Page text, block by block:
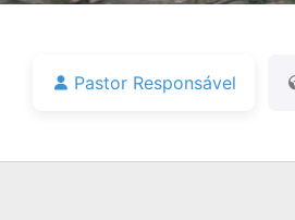
Pastor Responsável